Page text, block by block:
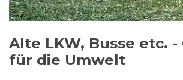
Alte LKW, Busse etc. -
für die Umwelt